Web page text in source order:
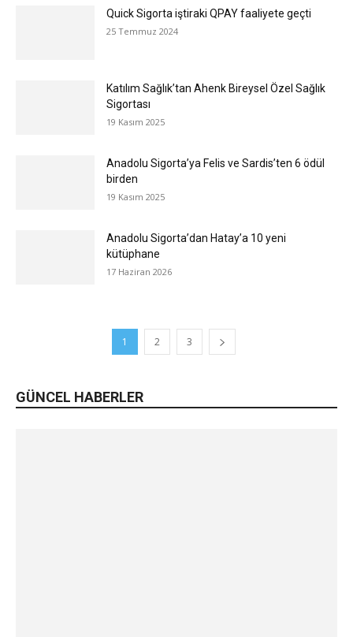
Quick Sigorta iştiraki QPAY faaliyete geçti
25 Temmuz 2024
Katılım Sağlık’tan Ahenk Bireysel Özel Sağlık
Sigortası
19 Kasım 2025
Anadolu Sigorta’ya Felis ve Sardis’ten 6 ödül
birden
19 Kasım 2025
Anadolu Sigorta’dan Hatay’a 10 yeni
kütüphane
17 Haziran 2026
1 2 3
GÜNCEL HABERLER